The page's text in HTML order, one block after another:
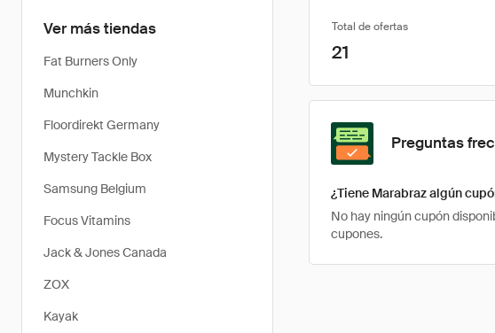
Ver más tiendas
Fat Burners Only
Munchkin
Floordirekt Germany
Mystery Tackle Box
Samsung Belgium
Focus Vitamins
Jack & Jones Canada
ZOX
Kayak
Total de ofertas
21
Preguntas
¿Tiene Marabraz algún
No hay ningún cupón
cupones.